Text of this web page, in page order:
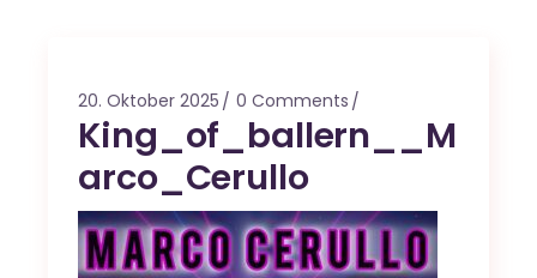
20. Oktober 2025 0 Comments
King_of_ballern__M
arco_Cerullo